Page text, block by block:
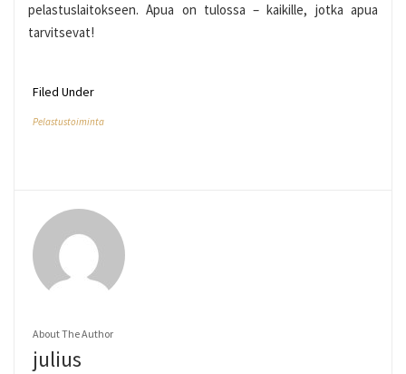
pelastuslaitokseen. Apua on tulossa – kaikille, jotka apua
tarvitsevat!
Filed Under
Pelastustoiminta
About The Author
julius